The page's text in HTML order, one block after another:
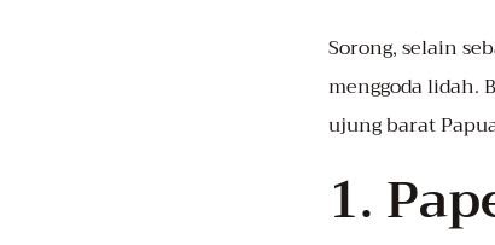
Sorong, selain
menggoda lidah.
ujung barat
1.